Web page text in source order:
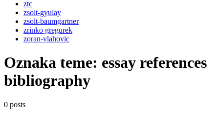
ztc
zsolt-gyulay
zsolt-baumgartner
zrinko gregurek
zoran-vlahovic
Oznaka teme: essay references
bibliography
0 posts